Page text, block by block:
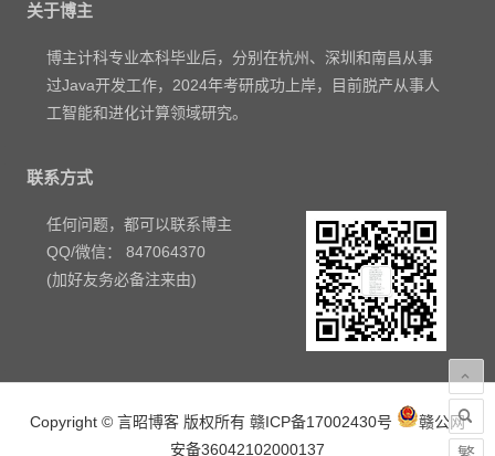
关于博主
博主计科专业本科毕业后，分别在杭州、深圳和南昌从事
过Java开发工作，2024年考研成功上岸，目前脱产从事人
工智能和进化计算领域研究。
联系方式
任何问题，都可以联系博主
QQ/微信： 847064370
(加好友务必备注来由)
Copyright © 言昭博客 版权所有 赣ICP备17002430号
赣公网
安备36042102000137